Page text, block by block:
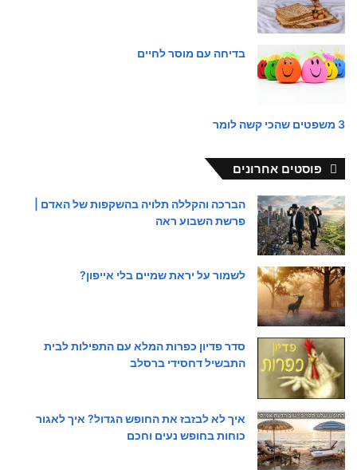
בדיחה עם מוסר לחיים
3 משפטים שהכי קשה לומר
פוסטים אחרונים
הברכה והקללה תלויה בהשקפות של האדם |
פרשת השבוע ראה
לשמור על יראת שמיים בלי אייפון?
סדר פדיון כפרות המלא עם התפילות לבית
התבשיל דחסידי ברסלב
איך לא לבזבז את החופש הגדול? איך לאגור
כוחות בחופש נעים וחכם